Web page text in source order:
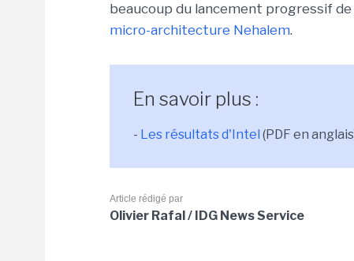
beaucoup du lancement progressif
micro-architecture Nehalem.
En savoir plus :
- Les résultats d'Intel (PDF en
Article rédigé par
Olivier Rafal / IDG News Service